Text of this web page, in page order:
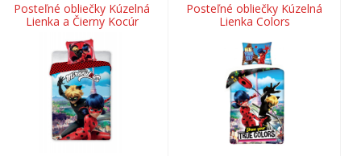
Posteľné obliečky Kúzelná
Lienka a Čierny Kocúr
Posteľné obliečky Kúzelná
Lienka Colors